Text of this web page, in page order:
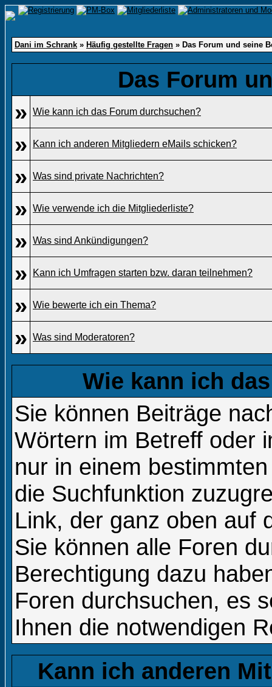
Dani im Schrank » Häufig gestellte Fragen » Das Forum und seine
Das Forum
» Wie kann ich das Forum durchsuchen?
» Kann ich anderen Mitgliedern eMails schicken?
» Was sind private Nachrichten?
» Wie verwende ich die Mitgliederliste?
» Was sind Ankündigungen?
» Kann ich Umfragen starten bzw. daran teilnehmen?
» Wie bewerte ich ein Thema?
» Was sind Moderatoren?
Wie kann ich
Sie können Beiträge
Wörtern im Betreff oder
nur in einem
die Suchfunktion
Link, der ganz oben auf
Sie können alle Foren
Berechtigung dazu
Foren durchsuchen, es
Ihnen die notwendigen
Kann ich anderen